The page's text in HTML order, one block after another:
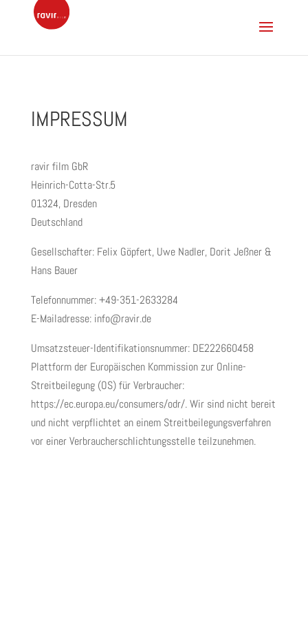
IMPRESSUM
ravir film GbR
Heinrich-Cotta-Str.5
01324, Dresden
Deutschland
Gesellschafter: Felix Göpfert, Uwe Nadler, Dorit Jeßner &
Hans Bauer
Telefonnummer: +49-351-2633284
E-Mailadresse: info@ravir.de
Umsatzsteuer-Identifikationsnummer: DE222660458
Plattform der Europäischen Kommission zur Online-
Streitbeilegung (OS) für Verbraucher:
https://ec.europa.eu/consumers/odr/. Wir sind nicht bereit
und nicht verpflichtet an einem Streitbeilegungsverfahren
vor einer Verbraucherschlichtungsstelle teilzunehmen.